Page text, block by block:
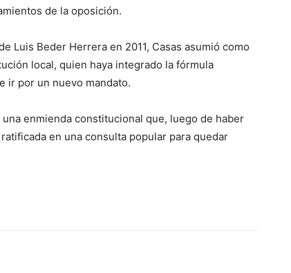
de la oposición.
Luis Beder Herrera en 2011, Casas asumió como
local, quien haya integrado la fórmula
ir por un nuevo mandato.
enmienda constitucional que, luego de haber
en una consulta popular para quedar